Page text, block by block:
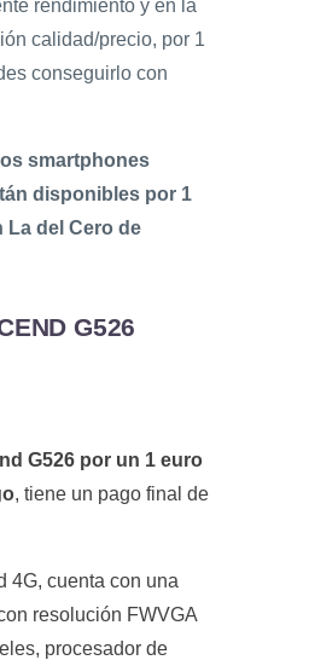
rendimiento y en la
calidad/precio, por 1
conseguirlo con
smartphones
disponibles por 1
La del Cero de
G526
G526 por un 1 euro
, tiene un pago final de
4G, cuenta con una
resolución FWVGA
procesador de